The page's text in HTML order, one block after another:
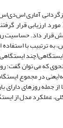
داد. حساسیت
به ترتبیب با
بنحوی که می توان
در مجموع
عملکرد مدل از